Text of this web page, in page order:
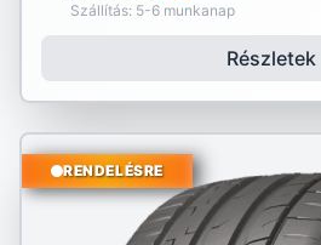
Szállítás: 5-6 munkanap
Részletek
RENDELÉSRE